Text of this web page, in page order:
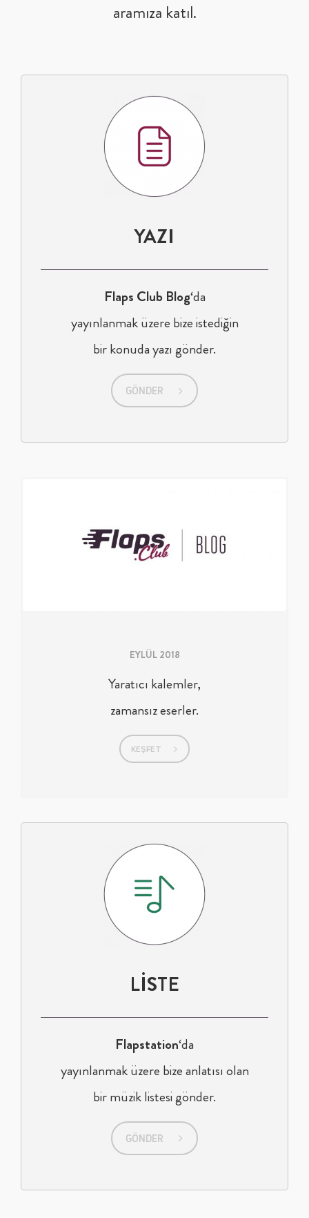
aramıza katıl.
YAZI
Flaps Club Blog‘da
yayınlanmak üzere bize istediğin
bir konudayazı gönder.
GÖNDER
EYLÜL 2018
Yaratıcı kalemler,
zamansız eserler.
KEŞFET
LİSTE
Flapstation‘da
yayınlanmak üzere bize anlatısı olan
bir müzik listesigönder.
GÖNDER